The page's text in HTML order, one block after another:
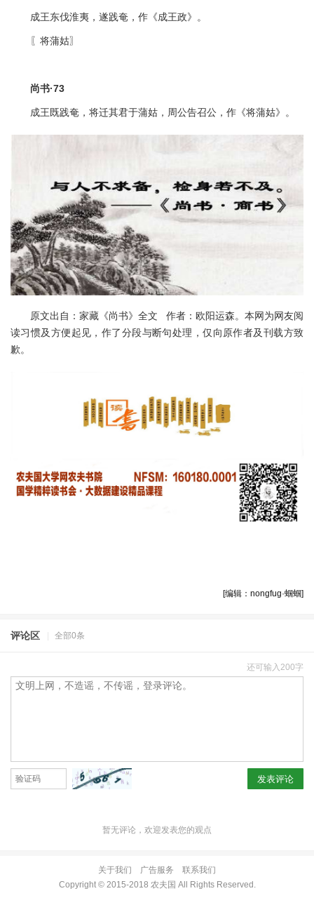
成王东伐淮夷，遂践奄，作《成王政》。
〖将蒲姑〗
尚书·73
成王既践奄，将迁其君于蒲姑，周公告召公，作《将蒲姑》。
原文出自：家藏《尚书》全文 作者：欧阳运森。本网为网友阅
读习惯及方便起见，作了分段与断句处理，仅向原作者及刊载方致
歉。
[编辑：nongfug·蝈蝈]
评论区 全部0条
还可输入200字
发表评论
暂无评论，欢迎发表您的观点
关于我们 广告服务
联系我们
Copyright © 2015-2018 农夫国 All Rights Reserved.